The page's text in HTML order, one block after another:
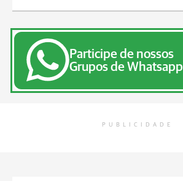
Participe de nossos
Grupos de Whatsapp
PUBLICIDADE